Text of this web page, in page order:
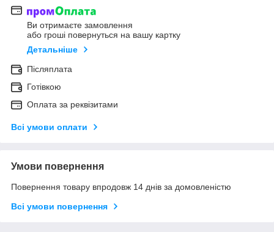
Ви отримаєте замовлення
або гроші повернуться на вашу картку
Детальніше
Післяплата
Готівкою
Оплата за реквізитами
Всі умови оплати
Умови повернення
Повернення товару впродовж 14 днів за домовленістю
Всі умови повернення